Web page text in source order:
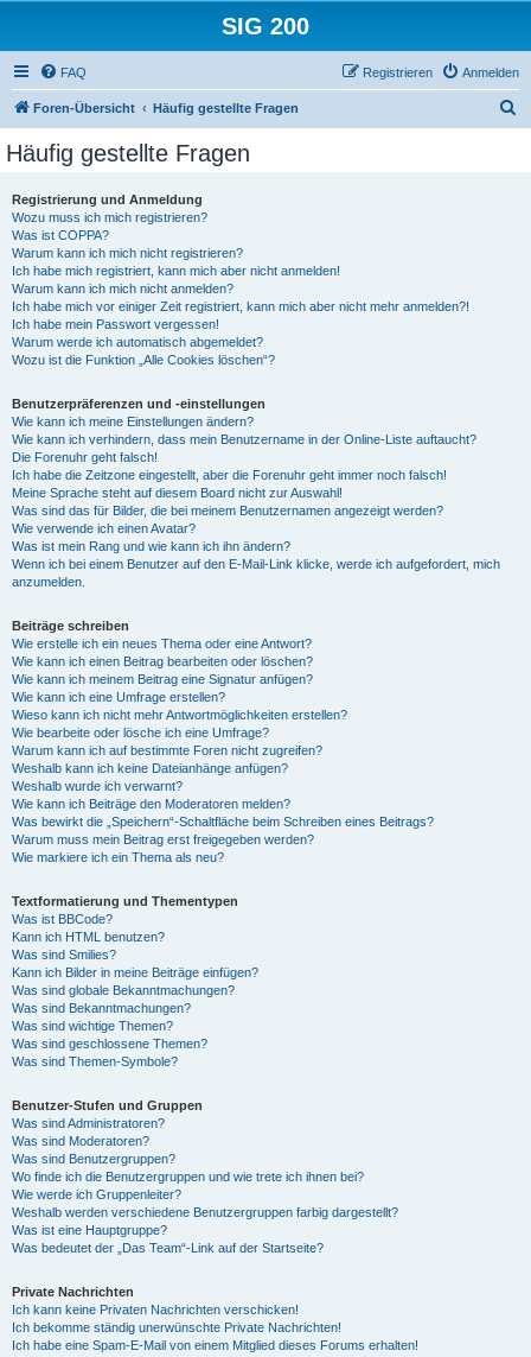
SIG 200
FAQ Anmelden
Registrieren
Foren-Übersicht Häufig gestellte Fragen
Häufig gestellte Fragen
Registrierung und Anmeldung
Wozu muss ich mich registrieren?
Was ist COPPA?
Warum kann ich mich nicht registrieren?
Ich habe mich registriert, kann mich aber nicht anmelden!
Warum kann ich mich nicht anmelden?
Ich habe mich vor einiger Zeit registriert, kann mich aber nicht mehr anmelden?!
Ich habe mein Passwort vergessen!
Warum werde ich automatisch abgemeldet?
Wozu ist die Funktion „Alle Cookies löschen“?
Benutzerpräferenzen und -einstellungen
Wie kann ich meine Einstellungen ändern?
Wie kann ich verhindern, dass mein Benutzername in der Online-Liste auftaucht?
Die Forenuhr geht falsch!
Ich habe die Zeitzone eingestellt, aber die Forenuhr geht immer noch falsch!
Meine Sprache steht auf diesem Board nicht zur Auswahl!
Was sind das für Bilder, die bei meinem Benutzernamen angezeigt werden?
Wie verwende ich einen Avatar?
Was ist mein Rang und wie kann ich ihn ändern?
Wenn ich bei einem Benutzer auf den E-Mail-Link klicke, werde ich aufgefordert, mich
anzumelden.
Beiträge schreiben
Wie erstelle ich ein neues Thema oder eine Antwort?
Wie kann ich einen Beitrag bearbeiten oder löschen?
Wie kann ich meinem Beitrag eine Signatur anfügen?
Wie kann ich eine Umfrage erstellen?
Wieso kann ich nicht mehr Antwortmöglichkeiten erstellen?
Wie bearbeite oder lösche ich eine Umfrage?
Warum kann ich auf bestimmte Foren nicht zugreifen?
Weshalb kann ich keine Dateianhänge anfügen?
Weshalb wurde ich verwarnt?
Wie kann ich Beiträge den Moderatoren melden?
Was bewirkt die „Speichern“-Schaltfläche beim Schreiben eines Beitrags?
Warum muss mein Beitrag erst freigegeben werden?
Wie markiere ich ein Thema als neu?
Textformatierung und Thementypen
Was ist BBCode?
Kann ich HTML benutzen?
Was sind Smilies?
Kann ich Bilder in meine Beiträge einfügen?
Was sind globale Bekanntmachungen?
Was sind Bekanntmachungen?
Was sind wichtige Themen?
Was sind geschlossene Themen?
Was sind Themen-Symbole?
Benutzer-Stufen und Gruppen
Was sind Administratoren?
Was sind Moderatoren?
Was sind Benutzergruppen?
Wo finde ich die Benutzergruppen und wie trete ich ihnen bei?
Wie werde ich Gruppenleiter?
Weshalb werden verschiedene Benutzergruppen farbig dargestellt?
Was ist eine Hauptgruppe?
Was bedeutet der „Das Team“-Link auf der Startseite?
Private Nachrichten
Ich kann keine Privaten Nachrichten verschicken!
Ich bekomme ständig unerwünschte Private Nachrichten!
Ich habe eine Spam-E-Mail von einem Mitglied dieses Forums erhalten!